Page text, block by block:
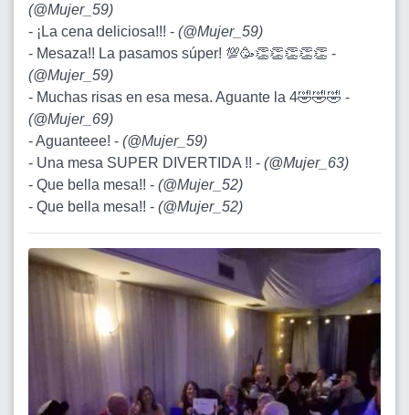
(@Mujer_59)
- ¡La cena deliciosa!!! - (@Mujer_59)
- Mesaza!! La pasamos súper! 💯🥳👏👏👏👏👏 -
(@Mujer_59)
- Muchas risas en esa mesa. Aguante la 4🤣🤣🤣 -
(@Mujer_69)
- Aguanteee! - (@Mujer_59)
- Una mesa SUPER DIVERTIDA !! - (@Mujer_63)
- Que bella mesa!! - (@Mujer_52)
- Que bella mesa!! - (@Mujer_52)